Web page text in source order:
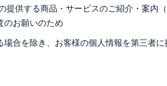
提供する商品・サービスのご紹介・案内
のお願いのため
合を除き、お客様の個人情報を第三者に